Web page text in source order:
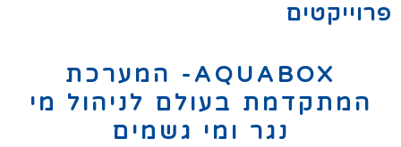
פרוייקטים
AQUABOX- המערכת
המתקדמת בעולם לניהול מי
נגר ומי גשמים